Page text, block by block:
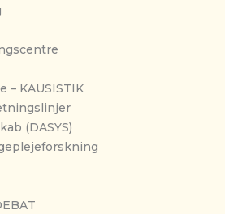
– KAUSISTIK
(DASYS)